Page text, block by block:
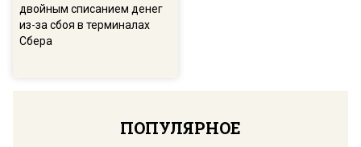
двойным списанием денег
из-за сбоя в терминалах
Сбера
ПОПУЛЯРНОЕ